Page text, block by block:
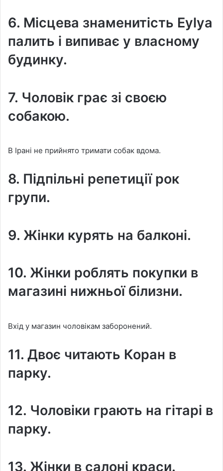
6. Місцева знаменитість Eylya
палить і випиває у власному
будинку.
7. Чоловік грає зі своєю
собакою.
В Ірані не прийнято тримати собак вдома.
8. Підпільні репетиції рок
групи.
9. Жінки курять на балконі.
10. Жінки роблять покупки в
магазині нижньої білизни.
Вхід у магазин чоловікам заборонений.
11. Двоє читають Коран в
парку.
12. Чоловіки грають на гітарі в
парку.
13. Жінки в салоні краси.